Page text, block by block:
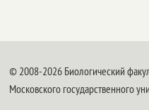
© 2008-2026 Биологический
Московского государственного